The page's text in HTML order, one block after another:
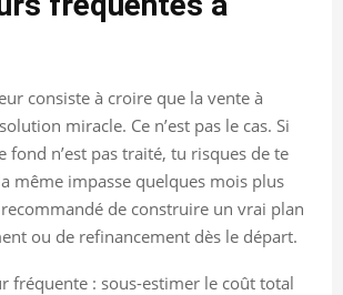
consiste à croire que la vente à
miracle. Ce n’est pas le cas. Si
fond n’est pas traité, tu risques de te
même impasse quelques mois plus
de construire un vrai plan
ou de refinancement dès le départ.
fréquente : sous-estimer le coût total